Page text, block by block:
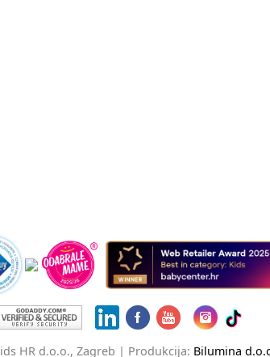
HR d.o.o., Zagreb | Produkcija: Bilumina